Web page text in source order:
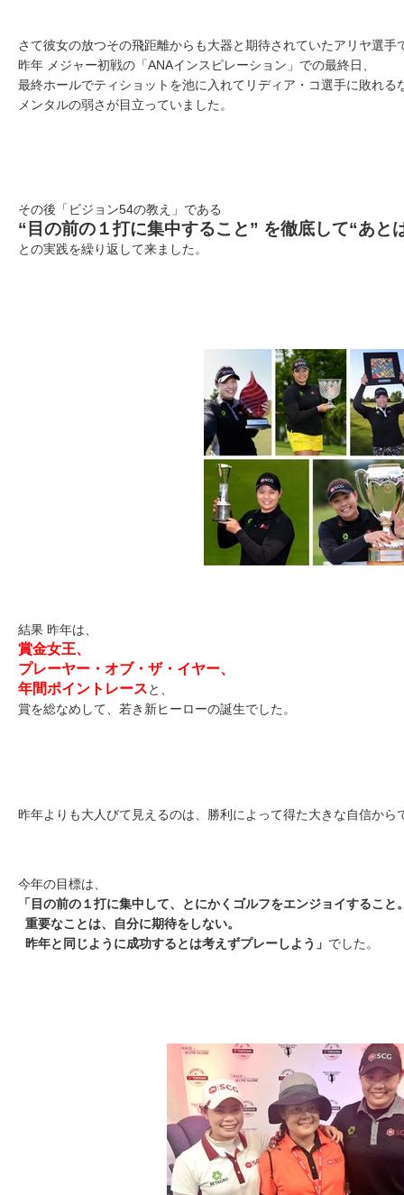
さて彼女の放つその飛距離からも大器と期待されていたアリヤ選手
昨年 メジャー初戦の「ANAインスピレーション」での最終日、
最終ホールでティショットを池に入れてリディア・コ選手に敗れる
メンタルの弱さが目立っていました。
その後「ビジョン54の教え」である
“目の前の１打に集中すること” を徹底して“あと
との実践を繰り返して来ました。
結果 昨年は、
賞金女王、
プレーヤー・オブ・ザ・イヤー、
年間ポイントレースと、
賞を総なめして、若き新ヒーローの誕生でした。
昨年よりも大人びて見えるのは、勝利によって得た大きな自信から
今年の目標は、
「目の前の１打に集中して、とにかくゴルフをエンジョイすること
重要なことは、自分に期待をしない。
昨年と同じように成功するとは考えずプレーしよう」 でした。